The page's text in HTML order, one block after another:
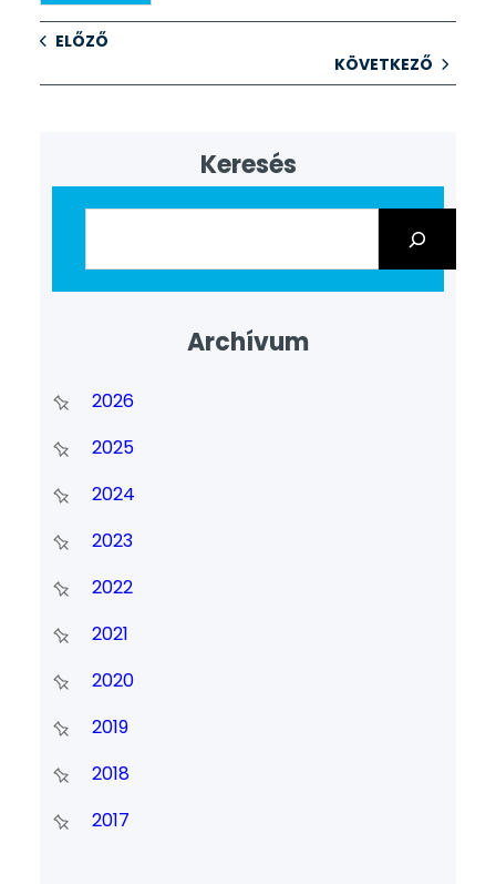
ELŐZŐ
KÖVETKEZŐ
Keresés
Archívum
2026
2025
2024
2023
2022
2021
2020
2019
2018
2017